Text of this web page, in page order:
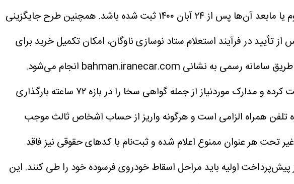
آبان ۱۴۰۰ ثبت شده باشد.
همچنین طرح جایگزینی
در فرآیند استعلام ستاد نوسازی ناوگان، امکان تکمیل خرید برای
فرآیند ثبت‌نام، پرداخت وجه و تأیید نهایی تنها از طریق سامانه رسمی به نشانی bahman.iranecar.com انجام می‌شود.
متقاضیان موظف‌اند اطلاعات هویتی، کد پستی و نشانی محل سکونت خود را در سامانه‌های مرتبط ثبت کرده و مدارک موردنیاز از جمله گواهی سخا را در بازه ۷۲ ساعته بارگذاری
تلفن همراه الزامی است و هرگونه واریز از حساب اشخاص ثالث موجب
تحت هر عنوان ممنوع اعلام شده و ثبت‌نام با کدهای حقوقی نیز فاقد
پیش‌پرداخت اولیه باید مراحل اسقاط خودروی فرسوده خود را طی کنند. این